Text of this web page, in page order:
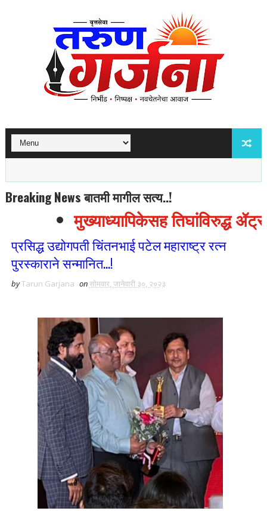
Breaking News बातमी मागील सत्य..!
मुख्याध्यापिकेसह तिघांविरुद्ध
प्रसिद्ध उद्योगपती चिंतनभाई पटेल महाराष्ट्र रत्न
पुरस्काराने सन्मानित...!
byTarun Garjana onसोमवार, जानेवारी ३०, २०२३